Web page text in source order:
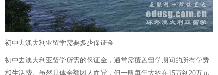
初中去澳大利亚留学需要多少保证金
初中去澳大利亚留学所需的保证金，通常需覆盖留学期间的所有学费
和生活费。虽然具体金额因人而异，但一般每年大约在15万到20万元